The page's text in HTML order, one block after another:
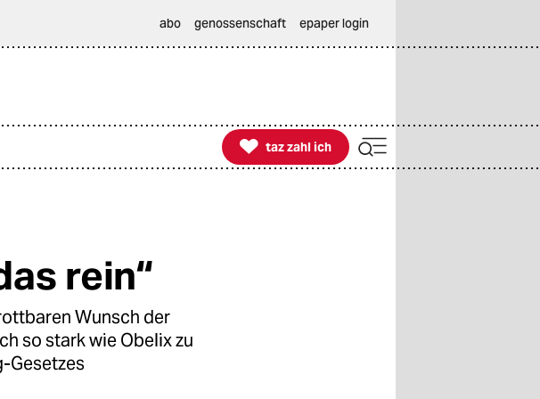
abo genossenschaft epaper login

taz zahl ich
taz zahl ich
rein“
Wunsch der
so stark wie Obelix zu
Gesetzes